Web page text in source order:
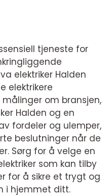
tjeneste for
elektriker Halden
elektrikere
om bransjen,
Halden og en
fordeler og ulemper,
beslutninger når de
Sørg for å velge en
som kan tilby
for å sikre et trygt og
i hjemmet ditt.